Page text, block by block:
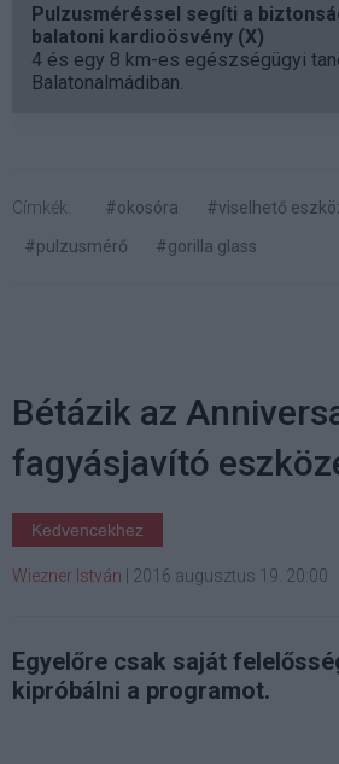
Pulzusméréssel segíti a
balatoni kardioösvény (X)
4 és egy 8 km-es egészségügyi
Balatonalmádiban.
Címkék: #okosóra #viselhető
#pulzusmérő
#gorilla glass
Bétázik az
fagyásjavító
Kedvencekhez
Wiezner István 2016 augusztus 19. 20:00
Egyelőre csak saját
kipróbálni a programot.